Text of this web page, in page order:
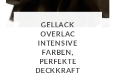
GELLACK
OVERLAC
INTENSIVE
FARBEN,
PERFEKTE
DECKKRAFT